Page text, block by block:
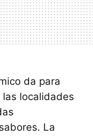
da para
localidades
La